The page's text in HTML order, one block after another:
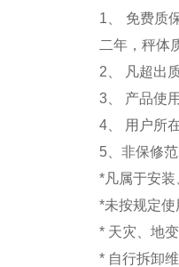
1 、 免费
二年，秤体
2、 凡超出
3、 产品使
4、 用户所
5、非保修
*凡属于安
*未按规定
* 天灾、地
* 自行拆卸